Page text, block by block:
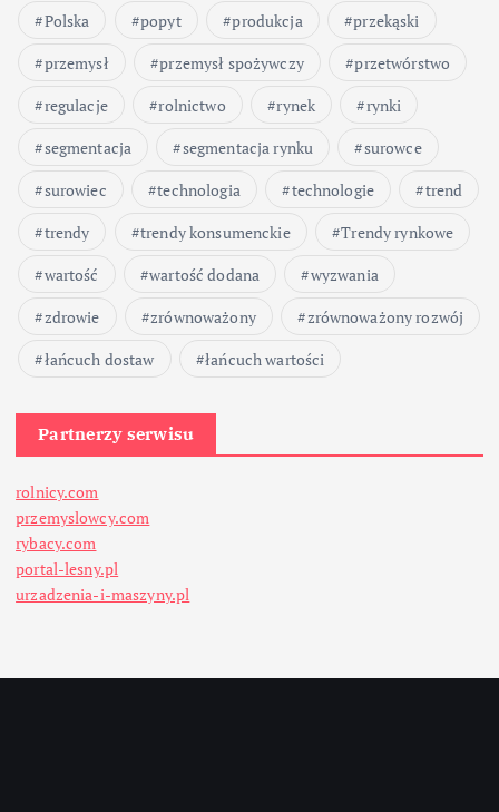
Polska
popyt produkcja
przekąski
przemysł
przemysł spożywczy
przetwórstwo
regulacje
rolnictwo rynek
rynki
segmentacja
segmentacja rynku
surowce
surowiec
technologia technologie
trend
trendy
trendy konsumenckie
Trendy rynkowe
wartość
wartość dodana
wyzwania
zdrowie
zrównoważony
zrównoważony rozwój
łańcuch dostaw
łańcuch wartości
Partnerzy serwisu
rolnicy.com
przemyslowcy.com
rybacy.com
portal-lesny.pl
urzadzenia-i-maszyny.pl